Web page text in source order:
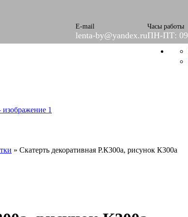
E-mail
lenta-by@yandex.ru
Часы работы
ПН-ПТ:
нитей
» Скатерть декоративная Р.К300а, рисунок К300а